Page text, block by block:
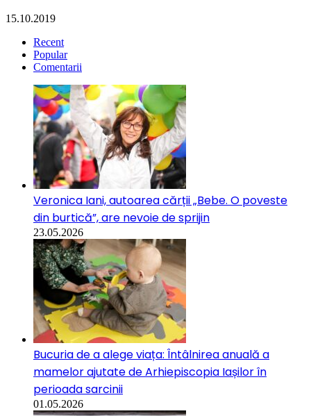
15.10.2019
Recent
Popular
Comentarii
Veronica Iani, autoarea cărții „Bebe. O poveste
din burtică”, are nevoie de sprijin
23.05.2026
Bucuria de a alege viața: Întâlnirea anuală a
mamelor ajutate de Arhiepiscopia Iașilor în
perioada sarcinii
01.05.2026